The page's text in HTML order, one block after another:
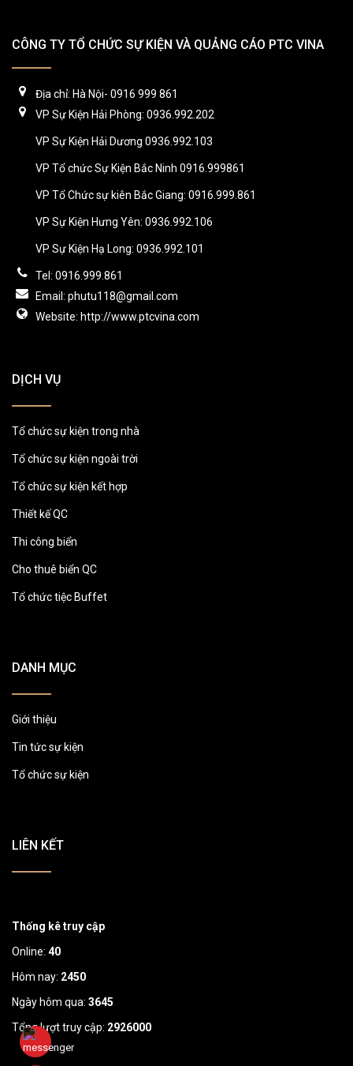
CÔNG TY TỔ CHỨC SỰ KIỆN VÀ QUẢNG CÁO PTC VINA
Địa chỉ: Hà Nội- 0916 999 861
VP Sự Kiện Hải Phòng: 0936.992.202
VP Sự Kiện Hải Dương 0936.992.103
VP Tổ chức Sự Kiện Bắc Ninh 0916.999861
VP Tổ Chức sự kiên Bắc Giang: 0916.999.861
VP Sự Kiện Hưng Yên: 0936.992.106
VP Sự Kiện Hạ Long: 0936.992.101
Tel: 0916.999.861
Email: phutu118@gmail.com
Website: http://www.ptcvina.com
DỊCH VỤ
Tổ chức sự kiện trong nhà
Tổ chức sự kiện ngoài trời
Tổ chức sự kiện kết hợp
Thiết kế QC
Thi công biển
Cho thuê biển QC
Tổ chức tiệc Buffet
DANH MỤC
Giới thiệu
Tin tức sự kiện
Tổ chức sự kiện
LIÊN KẾT
Thống kê truy cập
Online: 40
Hôm nay: 2450
Ngày hôm qua: 3645
Tổng lượt truy cập: 2926000